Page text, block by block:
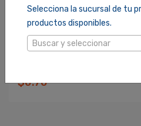
Selecciona la sucursal de tu
productos disponibles.
Buscar y seleccionar
$0.70